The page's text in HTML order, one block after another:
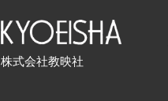
株式会社教映社